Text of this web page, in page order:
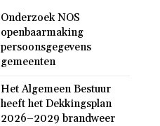
Onderzoek NOS
openbaarmaking
persoonsgegevens
gemeenten
Het Algemeen Bestuur
heeft het Dekkingsplan
2026–2029 brandweer